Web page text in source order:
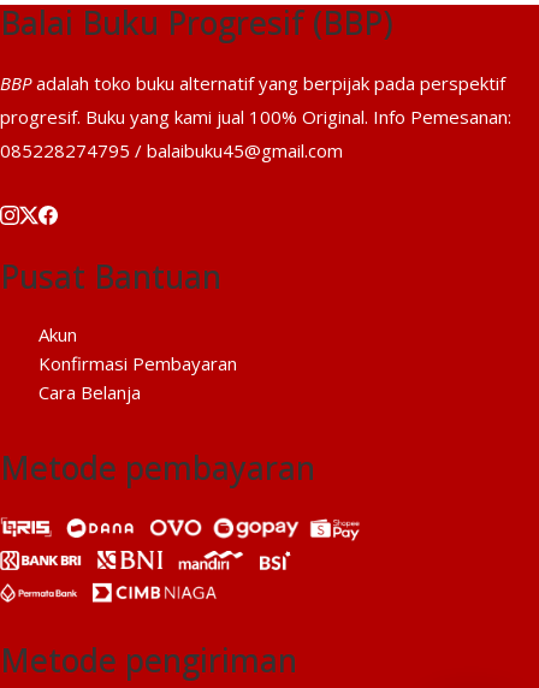
Balai Buku Progresif (BBP)
BBPadalah toko buku alternatif yang berpijak pada perspektif
progresif. Buku yang kami jual 100% Original. Info Pemesanan:
085228274795 / balaibuku45@gmail.com
Pusat Bantuan
Akun
Konfirmasi Pembayaran
Cara Belanja
Metode pembayaran
Metode pengiriman